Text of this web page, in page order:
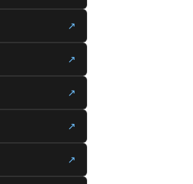
↗
↗
↗
↗
↗